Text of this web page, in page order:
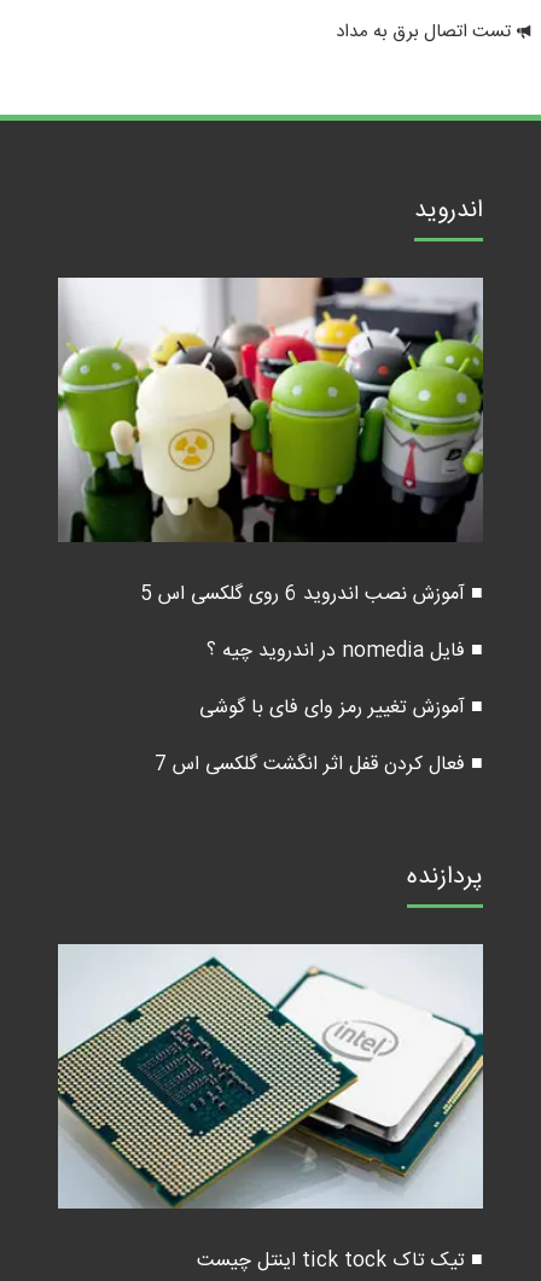
تست اتصال برق به مداد
اندروید
■ آموزش نصب اندروید 6 روی گلکسی اس 5
■ فایل nomedia در اندروید چیه ؟
■ آموزش تغییر رمز وای فای با گوشی
■ فعال کردن قفل اثر انگشت گلکسی اس 7
پردازنده
■ تیک تاک tick tock اینتل چیست